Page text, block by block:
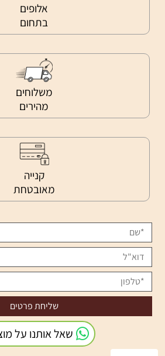
אלופים
בתחום
משלוחים
מהירים
קנייה
מאובטחת
שאל אותנו על